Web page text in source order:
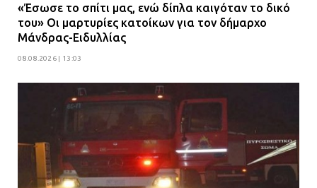
«Έσωσε το σπίτι μας, ενώ δίπλα καιγόταν το δικό
του» Οι μαρτυρίες κατοίκων για τον δήμαρχο
Μάνδρας-Ειδυλλίας
08.08.2026 | 13:03